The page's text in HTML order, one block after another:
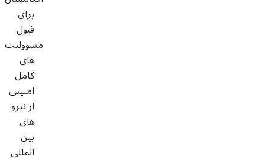
برای
قبول
مسوولیت
های
کامل
امنیتی
از نیرو
های
بین
المللی